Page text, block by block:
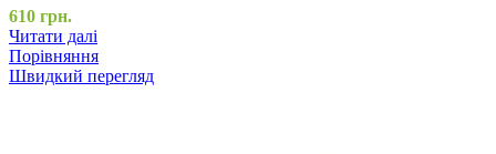
610 грн.
Читати далі
Порівняння
Швидкий перегляд